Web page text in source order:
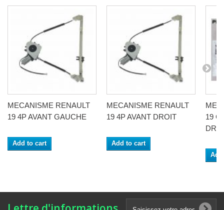
MECANISME RENAULT
19 4P AVANT GAUCHE
Add to cart
MECANISME RENAULT
19 4P AVANT DROIT
Add to cart
19